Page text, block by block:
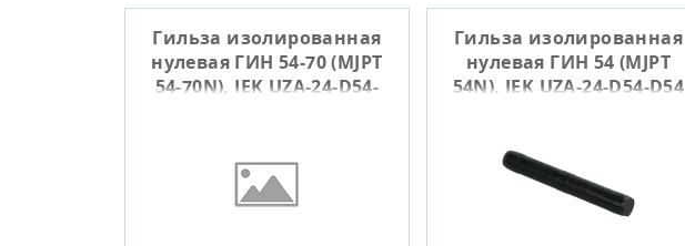
Гильза изолированная
нулевая ГИН 54-70 (MJPT
54-70N), IEK UZA-24-D54-
Гильза изолированная
нулевая ГИН 54 (MJPT
54N), IEK UZA-24-D54-D54